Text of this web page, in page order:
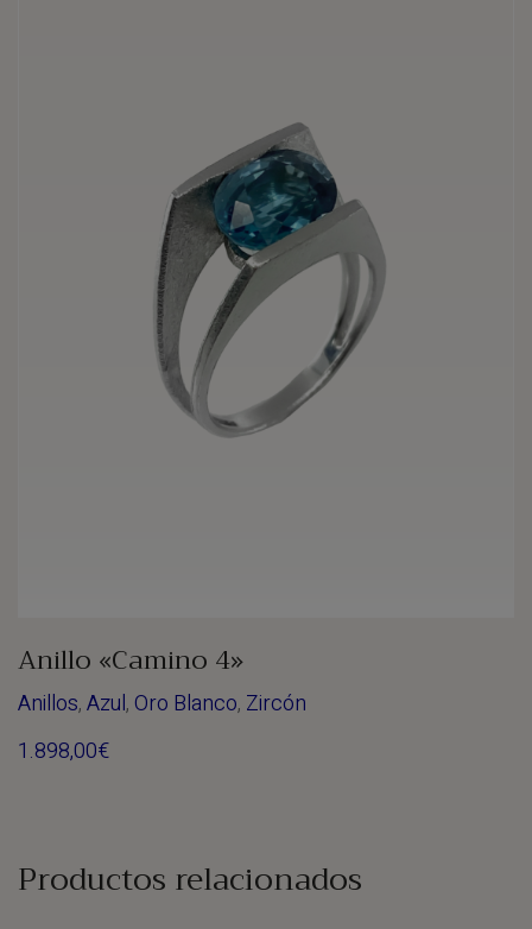
Anillo «Camino 4»
Anillos,Azul,Oro Blanco, Zircón
1.898,00€
Productos relacionados